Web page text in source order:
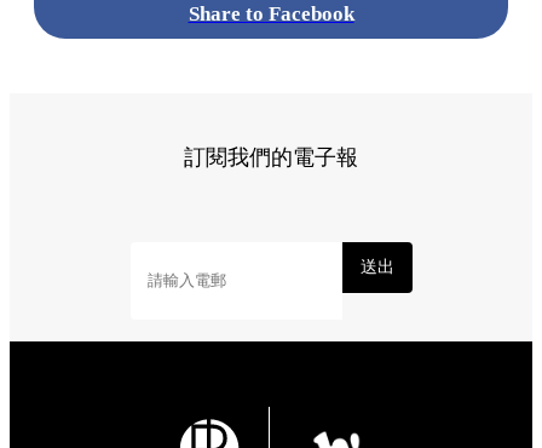
Share to Facebook
訂閱我們的電子報
送出